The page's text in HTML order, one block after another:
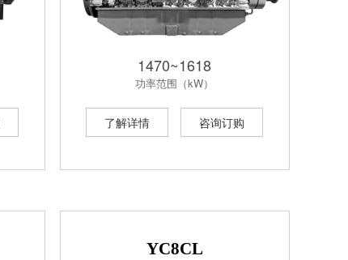
1470~1618
功率范围（kW）
了解详情 咨询订购
YC8CL